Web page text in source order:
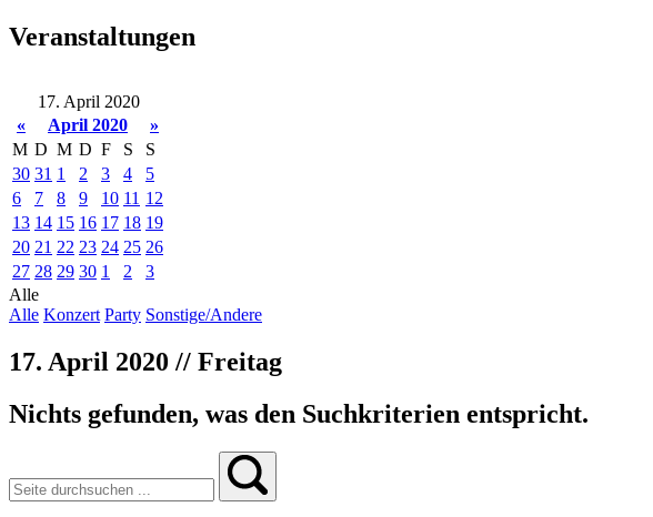
Veranstaltungen
17. April 2020
«
April 2020
»
M D M D F S
S
30 31 1 2 3 4
5
6
7 8 9 10 11 12
13 14 15 16 17 18 19
20 21 22 23 24 25 26
27 28 29 30 1 2
3
Alle
Alle Konzert Party Sonstige/Andere
17. April 2020 // Freitag
Nichts gefunden, was den Suchkriterien entspricht.